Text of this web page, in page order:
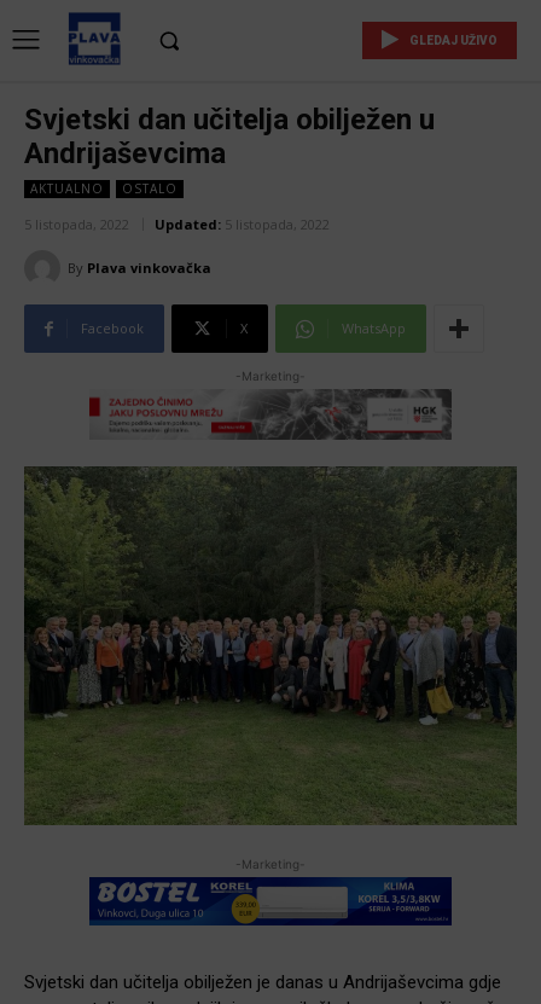
GLEDAJ UŽIVO
Svjetski dan učitelja obilježen u
Andrijaševcima
AKTUALNO OSTALO
5 listopada, 2022 Updated: 5 listopada, 2022
By Plava vinkovačka
Facebook X WhatsApp
-Marketing-
-Marketing-
Svjetski dan učitelja obilježen je danas u Andrijaševcima gdje